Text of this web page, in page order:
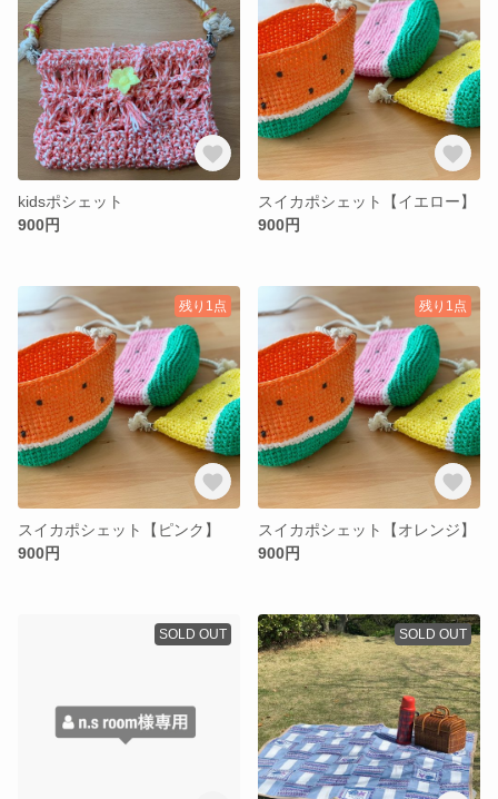
kidsポシェット
900円
スイカポシェット【イエロー】
900円
残り1点
スイカポシェット【ピンク】
900円
残り1点
スイカポシェット【オレンジ】
900円
SOLD OUT SOLD OUT